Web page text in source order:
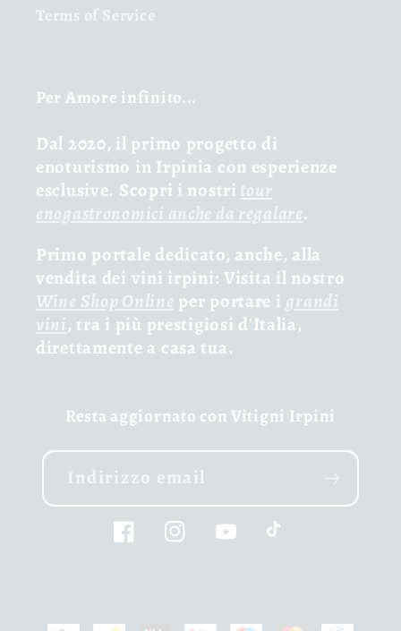
Terms of Service
Per Amore infinito...
Dal 2020, il primo progetto di
enoturismo in Irpinia con esperienze
esclusive. Scopri i nostri tour
enogastronomici anche da regalare.
Primo portale dedicato, anche, alla
vendita dei vini irpini: Visita il nostro
Wine Shop Online per portare i grandi
vini, tra i più prestigiosi d'Italia,
direttamente a casa tua.
Resta aggiornato con Vitigni Irpini
Indirizzo email
FacebookInstagramYouTubeTikTok
Metodi